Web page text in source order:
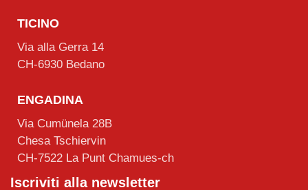
TICINO
Via alla Gerra 14
CH-6930 Bedano
ENGADINA
Via Cumünela 28B
Chesa Tschiervin
CH-7522 La Punt Chamues-ch
Iscriviti alla newsletter